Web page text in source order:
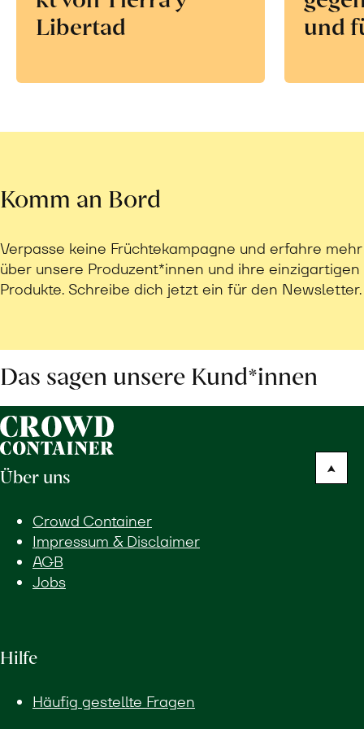
Libertad
und
Komm an Bord
Verpasse keine Früchtekampagne und erfahre mehr
über unsere Produzent*innen und ihre einzigartigen
Produkte. Schreibe dich jetzt ein für den Newsletter.
Das sagen unsere Kund*innen
Über uns
Crowd Container
Impressum & Disclaimer
AGB
Jobs
Hilfe
Häufig gestellte Fragen